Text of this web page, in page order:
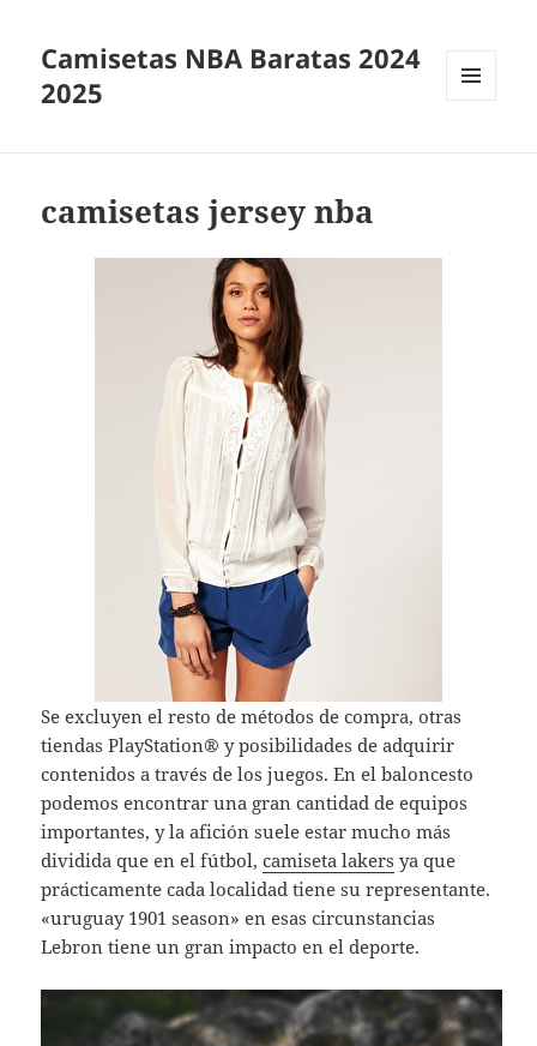
Camisetas NBA Baratas 2024
2025
camisetas jersey nba
Se excluyen el resto de métodos de compra, otras
tiendas PlayStation® y posibilidades de adquirir
contenidos a través de los juegos. En el baloncesto
podemos encontrar una gran cantidad de equipos
importantes, y la afición suele estar mucho más
dividida que en el fútbol,camiseta lakers ya que
prácticamente cada localidad tiene su representante.
«uruguay 1901 season» en esas circunstancias
Lebron tiene un gran impacto en el deporte.